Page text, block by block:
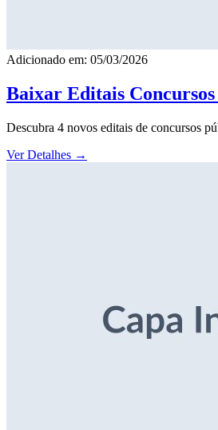
Adicionado em: 05/03/2026
Baixar Editais
Descubra 4 novos editais de concursos
Ver Detalhes →